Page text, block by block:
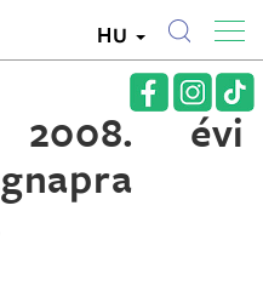
HU
évi